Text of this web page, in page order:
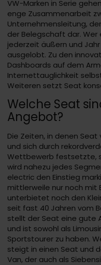
VW-Marken in Serie
enge Zusammenarbeit
Unternehmensleitung,
der Belegschaft dar.
jederzeit äußern und
ausgelobt. Zu den
Dashboards auf dem
Internettauglichkeit
Weiteren setzt Seat
Welche Seat
Angebot?
Die Zeiten, in denen
und sich durch
Wettbewerb festsetzte,
wird nahezu jedes
electric den Einstieg
mittlerweile nur noch mit
unterbietet noch den
seit fast 40 Jahren vom
stellt der Seat eine gute
und ist sowohl als
Sportstourer zu haben.
steigt in einen Seat und
Van, der auch als